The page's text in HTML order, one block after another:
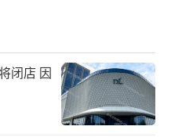
闭店 因